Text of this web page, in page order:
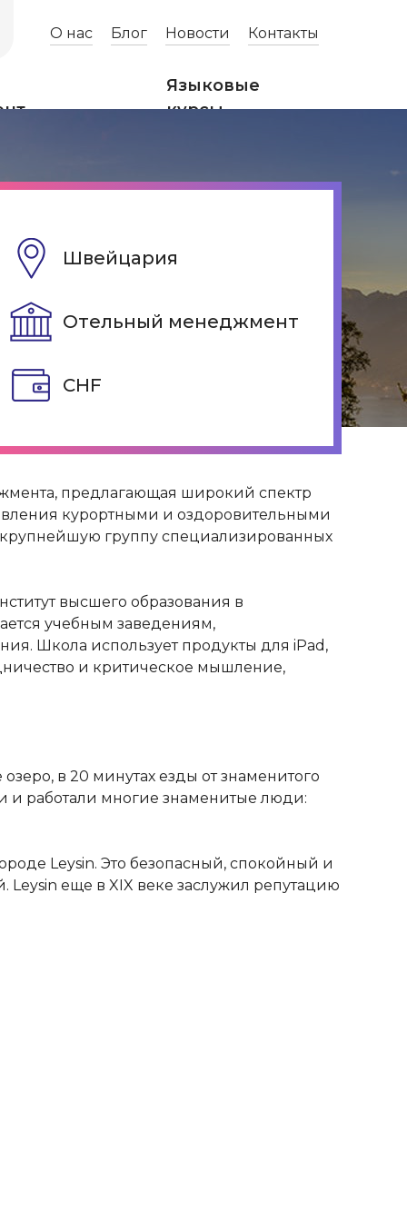
О нас Блог Новости Контакты
Языковые
курсы
Швейцария
Отельный менеджмент
CHF
предлагающая широкий спектр
курортными и оздоровительными
группу специализированных
высшего образования в
учебным заведениям,
Школа использует продукты для iPad,
и критическое мышление,
в 20 минутах езды от знаменитого
работали многие знаменитые люди:
Leysin. Это безопасный, спокойный и
еще в XIX веке заслужил репутацию